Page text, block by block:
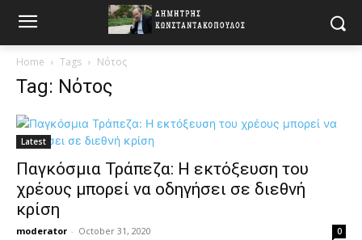
Home Tags Νότος
Tag: Νότος
Latest
Παγκόσμια Τράπεζα: H εκτόξευση του
χρέους μπορεί να οδηγήσει σε διεθνή
κρίση
moderator - October 31, 2020 0